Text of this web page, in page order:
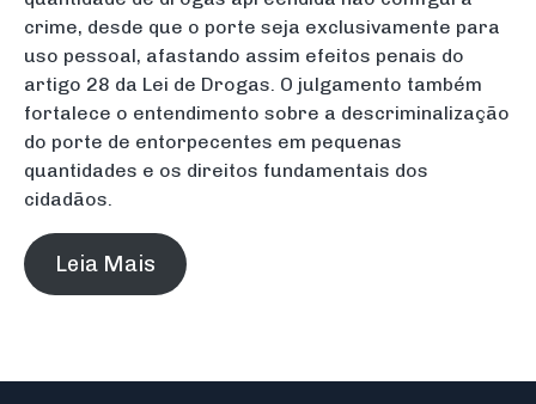
crime, desde que o porte seja exclusivamente para
uso pessoal, afastando assim efeitos penais do
artigo 28 da Lei de Drogas. O julgamento também
fortalece o entendimento sobre a descriminalização
do porte de entorpecentes em pequenas
quantidades e os direitos fundamentais dos
cidadãos.
Leia Mais